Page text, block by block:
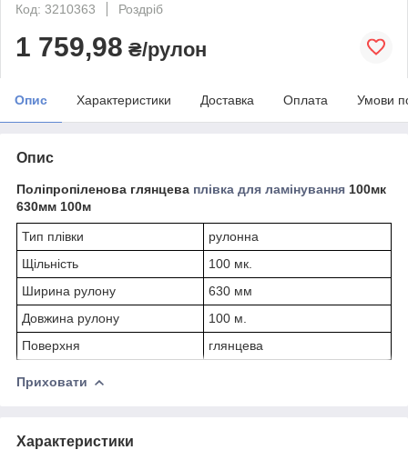
Код: 3210363
Роздріб
1 759,98 ₴/рулон
Опис Характеристики Доставка Оплата Умови
Опис
Поліпропіленова глянцева плівка для ламінування 100мк
630мм 100м
Тип плівки
рулонна
Щільність
100 мк.
Ширина рулону
630 мм
Довжина рулону
100 м.
Поверхня
глянцева
Приховати
Характеристики